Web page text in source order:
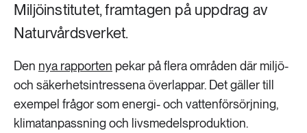
Miljöinstitutet, framtagen på uppdrag av
Naturvårdsverket.
Den nya rapporten pekar på flera områden där miljö-
och säkerhetsintressena överlappar. Det gäller till
exempel frågor som energi- och vattenförsörjning,
klimatanpassning och livsmedelsproduktion.